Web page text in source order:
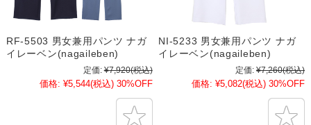
RF-5503 男女兼用パンツ ナガ
イレーベン(nagaileben)
定価: ¥7,920(税込)
価格: ¥5,544(税込) 30%OFF
NI-5233 男女兼用パンツ ナガ
イレーベン(nagaileben)
定価: ¥7,260(税込)
価格: ¥5,082(税込) 30%OFF